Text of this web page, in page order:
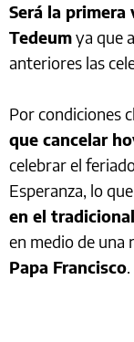
Será la primera
Tedeumya que
anteriores las
Por condiciones
que cancelar
celebrar el
Esperanza, lo
en el
en medio de una
Papa Francisco.